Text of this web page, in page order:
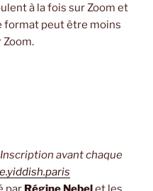
à la fois sur Zoom et
format peut être moins
avant chaque